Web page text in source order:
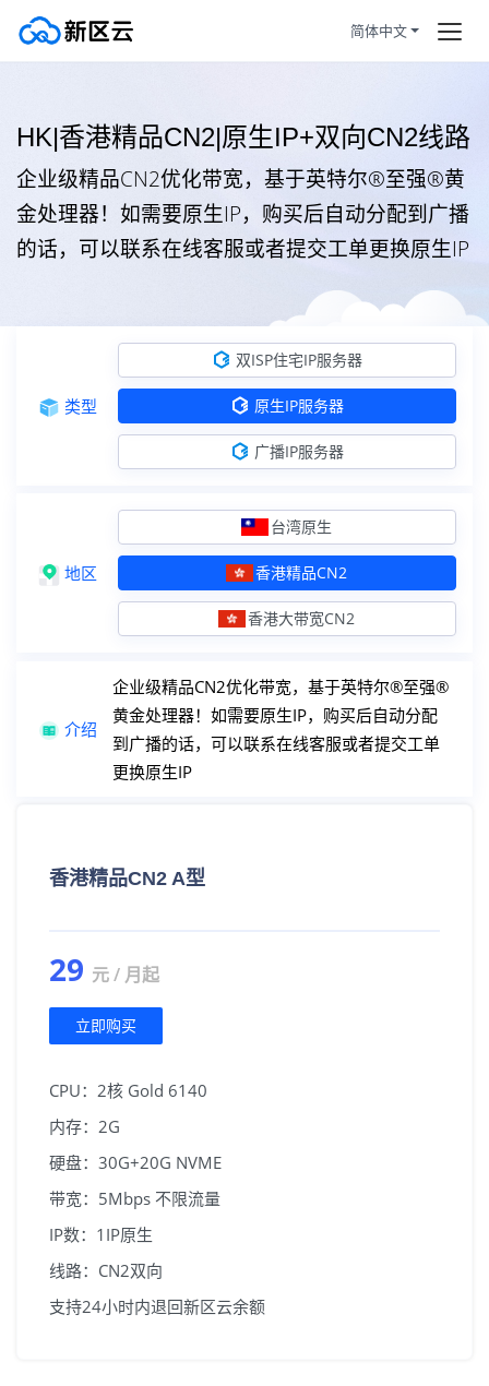
订购产品
帮助新闻
服务条款
注册/登陆
美国住宅（北美洲） 住宅IP+双ISP认证
美国住宅（北美洲） 住宅IP+双ISP认证
香港住宅（亚洲） 住宅IP+双ISP认证
日本住宅（亚洲） 住宅IP+双ISP认证
韩国住宅（亚洲） 住宅IP+双ISP认证
越南住宅（东南亚） 住宅IP+双ISP认证
马来西亚住宅（东南亚）
德国住宅（欧洲） 住宅IP+双ISP认证
法国住宅（欧洲） 住宅IP+双ISP认证
原生IP服务器
台湾原生
简体中文
HK|香港精品CN2|原生IP+双向CN2线路
企业级精品CN2优化带宽，基于英特尔®至强®黄
金处理器！如需要原生IP，购买后自动分配到广播
的话，可以联系在线客服或者提交工单更换原生IP
类型
双ISP住宅IP服务器
原生IP服务器
广播IP服务器
地区
台湾原生
香港精品CN2
香港大带宽CN2
介绍
企业级精品CN2优化带宽，基于英特尔®至强®
黄金处理器！如需要原生IP，购买后自动分配
到广播的话，可以联系在线客服或者提交工单
更换原生IP
香港精品CN2 A型
29 元 / 月起
立即购买
CPU：2核 Gold 6140
内存：2G
硬盘：30G+20G NVME
带宽：5Mbps 不限流量
IP数：1IP原生
线路：CN2双向
支持24小时内退回新区云余额